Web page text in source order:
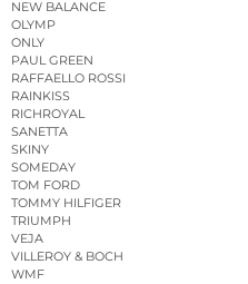
NEW BALANCE
OLYMP
ONLY
PAUL GREEN
RAFFAELLO ROSSI
RAINKISS
RICHROYAL
SANETTA
SKINY
SOMEDAY
TOM FORD
TOMMY HILFIGER
TRIUMPH
VEJA
VILLEROY & BOCH
WMF